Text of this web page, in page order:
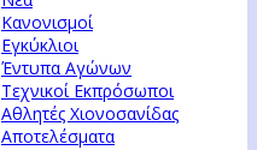
Κανονισμοί
Εγκύκλιοι
Έντυπα Αγώνων
Τεχνικοί Εκπρόσωποι
Αθλητές Χιονοσανίδας
Αποτελέσματα